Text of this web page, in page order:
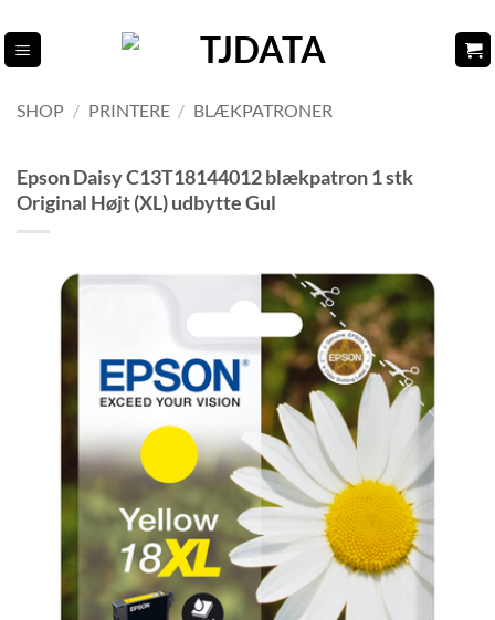
til
indhold
SHOP / PRINTERE / BLÆKPATRONER
Epson Daisy C13T18144012 blækpatron 1 stk
Original Højt (XL) udbytte Gul